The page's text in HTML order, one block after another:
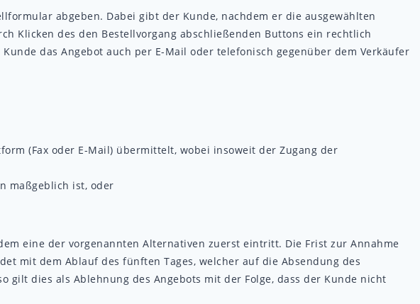
abgeben. Dabei gibt der Kunde, nachdem er die ausgewählten
Klicken des den Bestellvorgang abschließenden Buttons ein rechtlich
das Angebot auch per E-Mail oder telefonisch gegenüber dem Verkäufer
(Fax oder E-Mail) übermittelt, wobei insoweit der Zugang der
maßgeblich ist, oder
eine der vorgenannten Alternativen zuerst eintritt. Die Frist zur Annahme
mit dem Ablauf des fünften Tages, welcher auf die Absendung des
dies als Ablehnung des Angebots mit der Folge, dass der Kunde nicht